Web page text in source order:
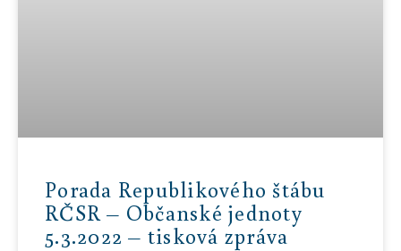
Porada Republikového štábu
RČSR – Občanské jednoty
5.3.2022 – tisková zpráva